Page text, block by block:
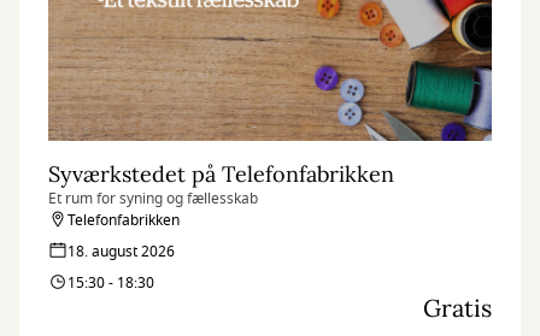
Syværkstedet på Telefonfabrikken
Et rum for syning og fællesskab
Telefonfabrikken
18. august 2026
15:30 - 18:30
Gratis